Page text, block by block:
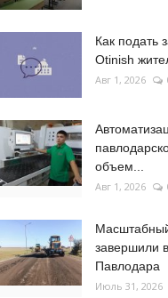
Как подать
Otinish
Авг 1, 2026
объем...
Авг 1, 2026
завершили
Павлодара
Июль 31, 2026